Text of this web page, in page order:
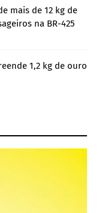
mais de 12 kg de
na BR-425
1,2 kg de ouro